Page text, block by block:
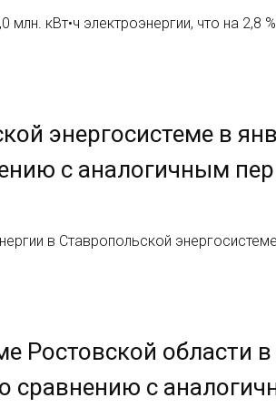
кВт•ч электроэнергии, что на 2,8
энергосистеме в
с аналогичным
в Ставропольской
Ростовской области в
сравнению с